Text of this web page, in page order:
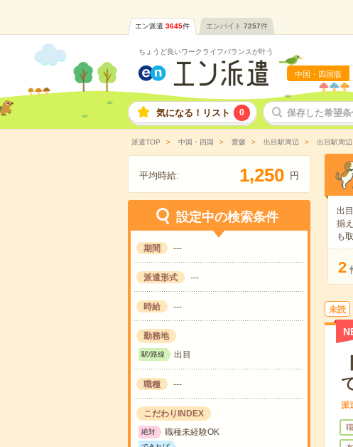
エン派遣 3645件 エンバイト 7257件
ちょうど良いワークライフバランスが叶う
中国・四国版
気になる！リスト 0 保存した希望条
派遣TOP 中国・四国 愛媛 出目駅周辺 出目駅周
平均時給: 1,250 円
設定中の検索条件
期間 ---
派遣形式 ---
時給 ---
勤務地
駅/路線 出目
職種 ---
こだわりINDEX
絶対 職種未経験OK
出
揃
も
2
未読
派